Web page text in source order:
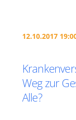
12.10.2017
Weg zur
Alle?